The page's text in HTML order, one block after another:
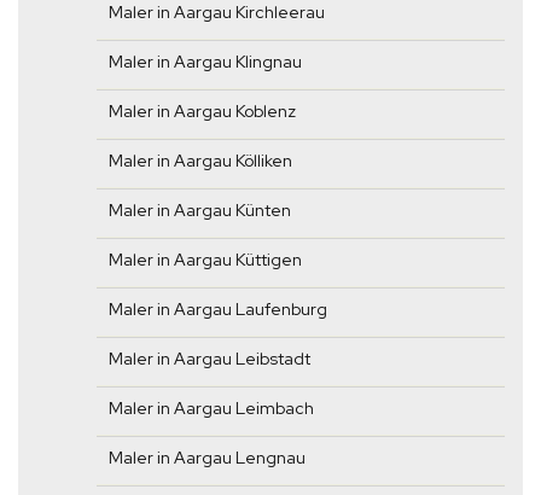
Maler in Aargau Kirchleerau
Maler in Aargau Klingnau
Maler in Aargau Koblenz
Maler in Aargau Kölliken
Maler in Aargau Künten
Maler in Aargau Küttigen
Maler in Aargau Laufenburg
Maler in Aargau Leibstadt
Maler in Aargau Leimbach
Maler in Aargau Lengnau